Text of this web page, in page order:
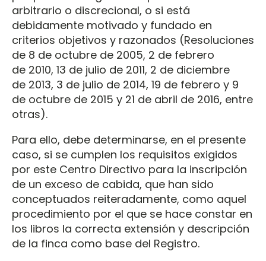
arbitrario o discrecional, o si está
debidamente motivado y fundado en
criterios objetivos y razonados (Resoluciones
de 8 de octubre de 2005, 2 de febrero
de 2010, 13 de julio de 2011, 2 de diciembre
de 2013, 3 de julio de 2014, 19 de febrero y 9
de octubre de 2015 y 21 de abril de 2016, entre
otras).
Para ello, debe determinarse, en el presente
caso, si se cumplen los requisitos exigidos
por este Centro Directivo para la inscripción
de un exceso de cabida, que han sido
conceptuados reiteradamente, como aquel
procedimiento por el que se hace constar en
los libros la correcta extensión y descripción
de la finca como base del Registro.